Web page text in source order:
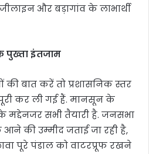
और बड़ागांव के लाभार्थी
पुख्ता इंतजाम
बात करें तो प्रशासनिक स्तर
कर ली गई हैं. मानसून के
सभी तैयारी है. जनसभा
की उम्मीद जताई जा रही है,
पूरे पंडाल को वाटरप्रूफ रखने